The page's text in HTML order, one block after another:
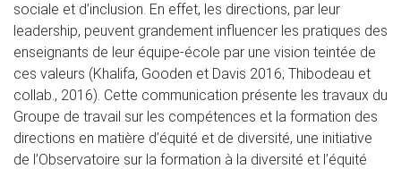
sociale et d’inclusion. En effet, les directions, par leur
leadership, peuvent grandement influencer les pratiques des
enseignants de leur équipe-école par une vision teintée de
ces valeurs (Khalifa, Gooden et Davis 2016; Thibodeau et
collab., 2016). Cette communication présente les travaux du
Groupe de travail sur les compétences et la formation des
directions en matière d’équité et de diversité, une initiative
de l’Observatoire sur la formation à la diversité et l’équité